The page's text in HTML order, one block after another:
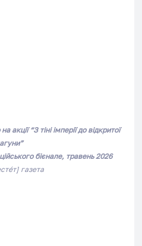
акції “З тіні імперії до відкритої
бієнале, травень 2026
газета